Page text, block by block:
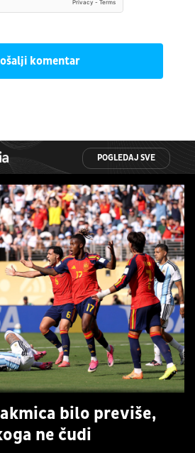
komentar
POGLEDAJ SVE
bilo previše,
ne čudi